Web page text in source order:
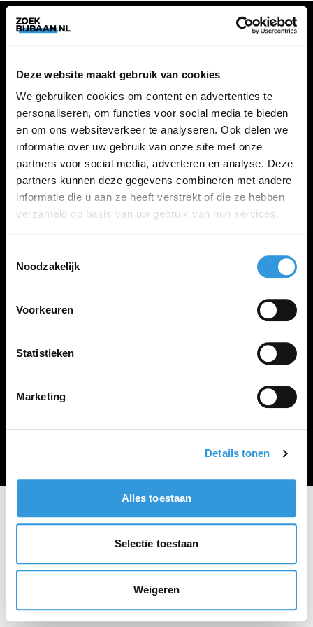
Deze website maakt gebruik van cookies
We gebruiken cookies om content en advertenties te
personaliseren, om functies voor social media te bieden
en om ons websiteverkeer te analyseren. Ook delen we
informatie over uw gebruik van onze site met onze
partners voor social media, adverteren en analyse. Deze
partners kunnen deze gegevens combineren met andere
informatie die u aan ze heeft verstrekt of die ze hebben
verzameld op basis van uw gebruik van hun services.
Noodzakelijk
Voorkeuren
Statistieken
Marketing
Details tonen
Alles toestaan
Selectie toestaan
Weigeren
ZOEKBIJBAAN
FAQ
Kennis maken met MELON
VACATURES
Alle vacatures